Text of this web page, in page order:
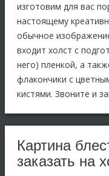
изготовим для вас
настоящему
обычное
входит холст с
него) пленкой, а
флакончики с
кистями. Звоните и
Картина
заказать на